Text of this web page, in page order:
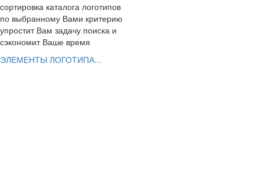
сортировка каталога логотипов
по выбранному Вами критерию
упростит Вам задачу поиска и
сэкономит Ваше время
ЭЛЕМЕНТЫ ЛОГОТИПА...